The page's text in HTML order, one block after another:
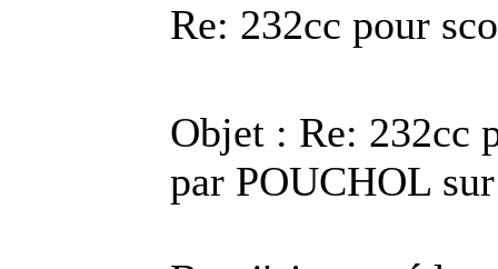
Re: 232cc pour
Objet : Re: 232cc
par POUCHOL